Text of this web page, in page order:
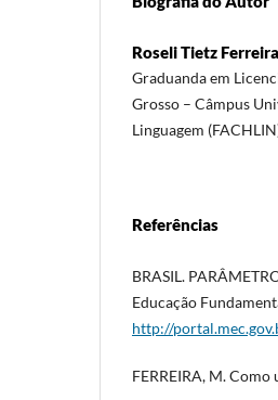
Roseli Tietz
Graduanda em
Grosso – Câmpus
Linguagem
Referências
BRASIL.
Educação
http://
FERREIRA, M.